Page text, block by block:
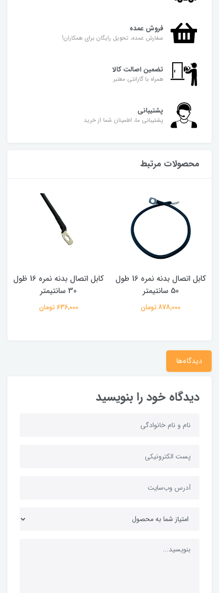
فروش عمده
سفارش عمده، تحویل رایگان برای همکاران!
تضمین اصالت کالا
همراه با گارانتی معتبر
پشتیبانی
پشتیبانی ما، اطمینان شما از خرید
محصولات مرتبط
کابل اتصال بدنه نمره 16 طول
50 سانتیمتر
878,000 تومان
کابل اتصال بدنه نمره 16 ظول
30 سانتیمتر
636,000 تومان
دیدگاه‌ها
دیدگاه خود را بنویسید